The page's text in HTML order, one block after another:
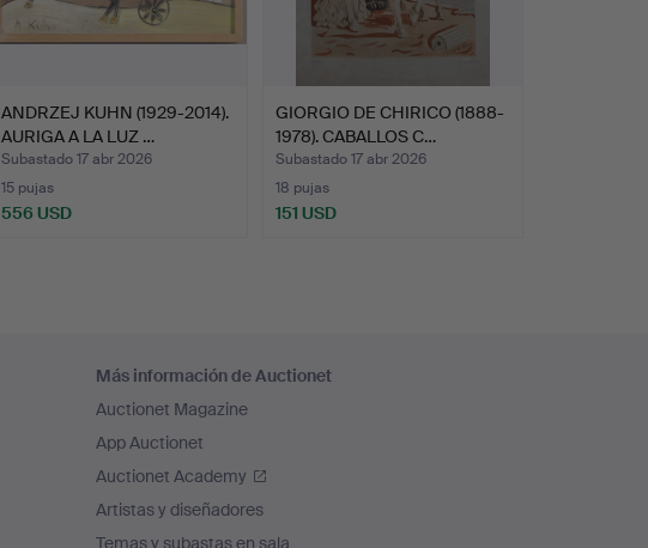
ANDRZEJ KUHN (1929-2014).
AURIGA A LA LUZ …
Subastado 17 abr 2026
15 pujas
556 USD
GIORGIO DE CHIRICO (1888-
1978). CABALLOS C…
Subastado 17 abr 2026
18 pujas
151 USD
Más información de Auctionet
Auctionet Magazine
App Auctionet
Auctionet Academy
Artistas y diseñadores